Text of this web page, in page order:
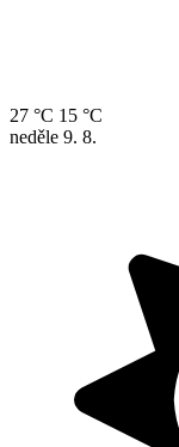
27 °C 15 °C
neděle 9. 8.